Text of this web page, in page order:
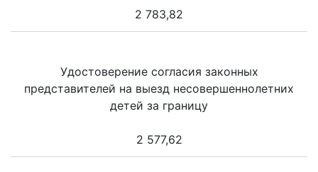
2 783,82
Удостоверение согласия законных
представителей на выезд несовершеннолетних
детей за границу
2 577,62